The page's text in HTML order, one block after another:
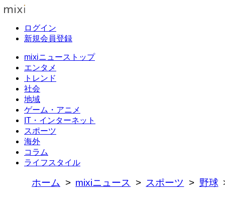
ログイン
新規会員登録
mixiニューストップ
エンタメ
トレンド
社会
地域
ゲーム・アニメ
IT・インターネット
スポーツ
海外
コラム
ライフスタイル
ホーム mixiニュース スポーツ 野球